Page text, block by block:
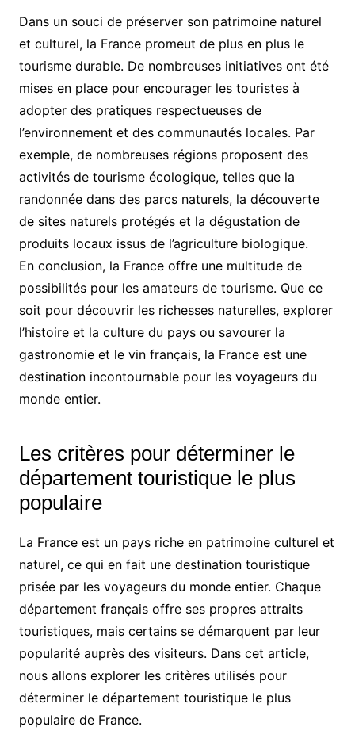
Dans un souci de préserver son patrimoine naturel
et culturel, la France promeut de plus en plus le
tourisme durable. De nombreuses initiatives ont été
mises en place pour encourager les touristes à
adopter des pratiques respectueuses de
l’environnement et des communautés locales. Par
exemple, de nombreuses régions proposent des
activités de tourisme écologique, telles que la
randonnée dans des parcs naturels, la découverte
de sites naturels protégés et la dégustation de
produits locaux issus de l’agriculture biologique.
En conclusion, la France offre une multitude de
possibilités pour les amateurs de tourisme. Que ce
soit pour découvrir les richesses naturelles, explorer
l’histoire et la culture du pays ou savourer la
gastronomie et le vin français, la France est une
destination incontournable pour les voyageurs du
monde entier.
Les critères pour déterminer le
département touristique le plus
populaire
La France est un pays riche en patrimoine culturel et
naturel, ce qui en fait une destination touristique
prisée par les voyageurs du monde entier. Chaque
département français offre ses propres attraits
touristiques, mais certains se démarquent par leur
popularité auprès des visiteurs. Dans cet article,
nous allons explorer les critères utilisés pour
déterminer le département touristique le plus
populaire de France.